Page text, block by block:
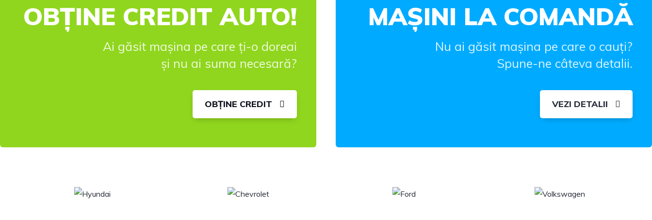
OBȚINE CREDIT AUTO!
Ai găsit mașina pe care ți-o doreai
și nu ai suma necesară?
OBȚINE CREDIT
MAȘINI LA COMANDĂ
Nu ai găsit mașina pe care o cauți?
Spune-ne câteva detalii.
VEZI DETALII